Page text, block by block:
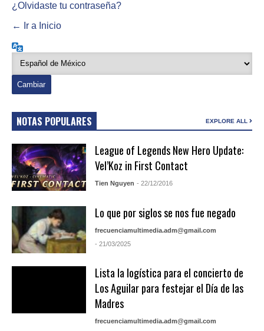
¿Olvidaste tu contraseña?
← Ir a Inicio
NOTAS POPULARES EXPLORE ALL
League of Legends New Hero Update:
Vel’Koz in First Contact
Tien Nguyen - 22/12/2016
Lo que por siglos se nos fue negado
frecuenciamultimedia.adm@gmail.com
- 21/03/2025
Lista la logística para el concierto de
Los Aguilar para festejar el Día de las
Madres
frecuenciamultimedia.adm@gmail.com